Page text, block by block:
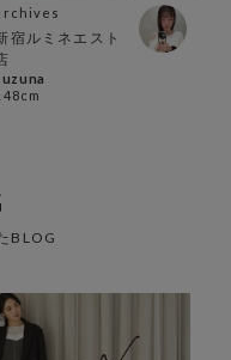
宿ルミネエスト
BLOG